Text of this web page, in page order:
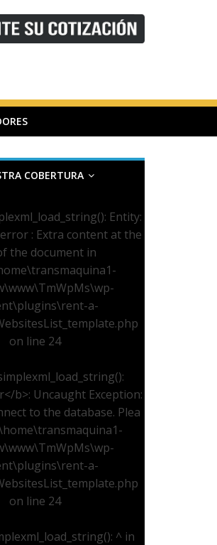
COBERTURA
Entity:
: Extra content at the
the document in
a-
on line 24
b>: Uncaught Exception:
to the database. Plea
a-
on line 24
^ in